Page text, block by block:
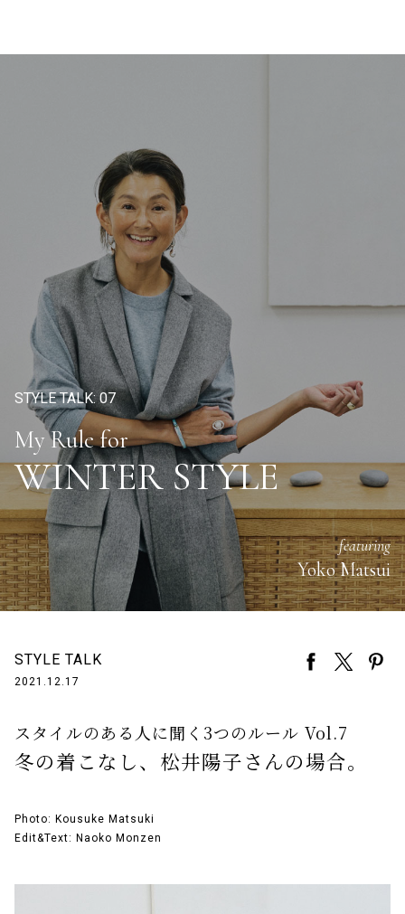
STYLE TALK: 07
My Rule for
WINTER STYLE
featuring
Yoko Matsui
スタイルのある人に聞く 3つのルール Vol.7
冬の着こなし、松井陽子さんの場合。
STYLE TALK
2021.12.17
Photo: Kousuke Matsuki
Edit&Text: Naoko Monzen